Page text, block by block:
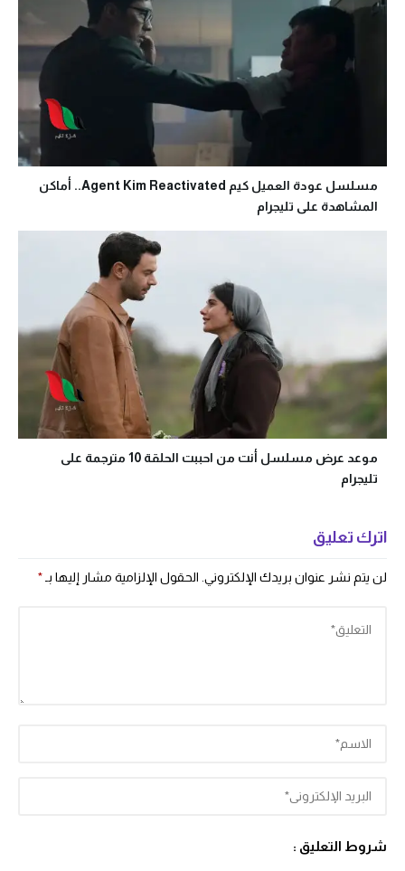
مسلسل عودة العميل كيم Agent Kim Reactivated.. أماكن
المشاهدة على تليجرام
موعد عرض مسلسل أنت من احببت الحلقة 10 مترجمة على
تليجرام
اترك تعليق
لن يتم نشر عنوان بريدك الإلكتروني. الحقول الإلزامية مشار إليها بـ *
شروط التعليق :